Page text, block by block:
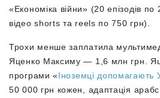
«Економіка війни» (20 епізодів
відео shorts та reels по 750 грн).
Трохи менше заплатила
Яценко Максиму — 1,6 млн грн.
програми «Іноземці допомагають
50 000 грн кожен, адаптація